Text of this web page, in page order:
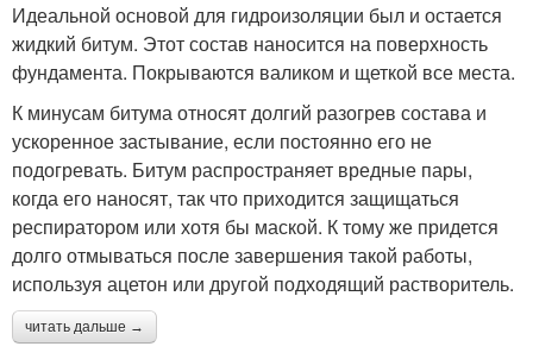
Идеальной основой для гидроизоляции был и остается
жидкий битум. Этот состав наносится на поверхность
фундамента. Покрываются валиком и щеткой все места.
К минусам битума относят долгий разогрев состава и
ускоренное застывание, если постоянно его не
подогревать. Битум распространяет вредные пары,
когда его наносят, так что приходится защищаться
респиратором или хотя бы маской. К тому же придется
долго отмываться после завершения такой работы,
используя ацетон или другой подходящий растворитель.
читать дальше →